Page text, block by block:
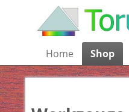
Home Shop